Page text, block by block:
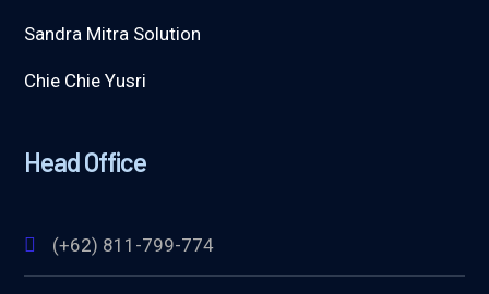
Sandra Mitra Solution
Chie Chie Yusri
Head Office
(+62) 811-799-774